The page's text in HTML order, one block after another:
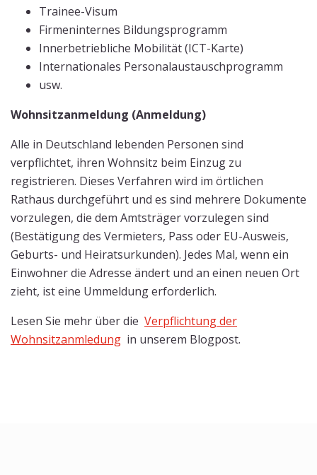
Trainee-Visum
Firmeninternes Bildungsprogramm
Innerbetriebliche Mobilität (ICT-Karte)
Internationales Personalaustauschprogramm
usw.
Wohnsitzanmeldung (Anmeldung)
Alle in Deutschland lebenden Personen sind
verpflichtet, ihren Wohnsitz beim Einzug zu
registrieren. Dieses Verfahren wird im örtlichen
Rathaus durchgeführt und es sind mehrere Dokumente
vorzulegen, die dem Amtsträger vorzulegen sind
(Bestätigung des Vermieters, Pass oder EU-Ausweis,
Geburts- und Heiratsurkunden). Jedes Mal, wenn ein
Einwohner die Adresse ändert und an einen neuen Ort
zieht, ist eine Ummeldung erforderlich.
Lesen Sie mehr über die Verpflichtung der
Wohnsitzanmledung in unserem Blogpost.